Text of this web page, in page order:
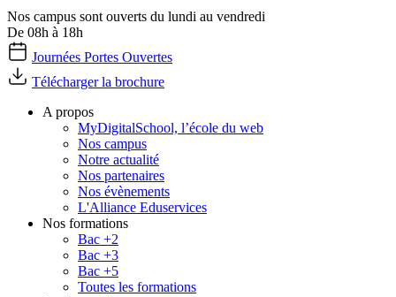
Nos campus sont ouverts du lundi au vendredi
De 08h à 18h
Journées Portes Ouvertes
Télécharger la brochure
A propos
MyDigitalSchool, l’école du web
Nos campus
Notre actualité
Nos partenaires
Nos évènements
L'Alliance Eduservices
Nos formations
Bac +2
Bac +3
Bac +5
Toutes les formations